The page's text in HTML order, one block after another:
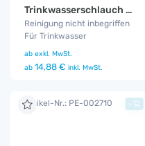
Trinkwasserschlauch 10 m Gardena-Plus
Reinigung nicht inbegriffen
Für Trinkwasser
ab exkl. MwSt.
ab 14,88 € inkl. MwSt.
Artikel-Nr.: PE-002710 +